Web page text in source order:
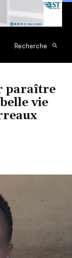
Recherche
paraître
vie